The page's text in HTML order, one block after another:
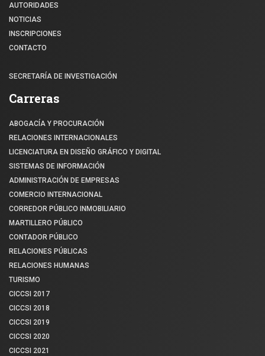
AUTORIDADES
NOTICIAS
INSCRIPCIONES
CONTACTO
SECRETARÍA DE INVESTIGACIÓN
Carreras
ABOGACÍA Y PROCURACIÓN
RELACIONES INTERNACIONALES
LICENCIATURA EN DISEÑO GRÁFICO Y DIGITAL
SISTEMAS DE INFORMACIÓN
ADMINISTRACIÓN DE EMPRESAS
COMERCIO INTERNACIONAL
CORREDOR PÚBLICO INMOBILIARIO
MARTILLERO PÚBLICO
CONTADOR PÚBLICO
RELACIONES PÚBLICAS
RELACIONES HUMANAS
TURISMO
CICCSI 2017
CICCSI 2018
CICCSI 2019
CICCSI 2020
CICCSI 2021